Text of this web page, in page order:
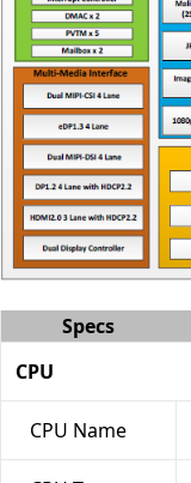
Specs
CPU
CPU Name